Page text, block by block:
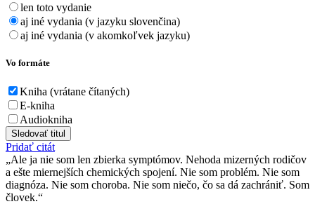
len toto vydanie
aj iné vydania (v jazyku slovenčina)
aj iné vydania (v akomkoľvek jazyku)
Vo formáte
Kniha (vrátane čítaných)
E-kniha
Audiokniha
Sledovať titul
Pridať citát
Ale ja nie som len zbierka symptómov. Nehoda mizerných rodičov
a ešte miernejších chemických spojení. Nie som problém. Nie som
diagnóza. Nie som choroba. Nie som niečo, čo sa dá zachrániť. Som
človek.